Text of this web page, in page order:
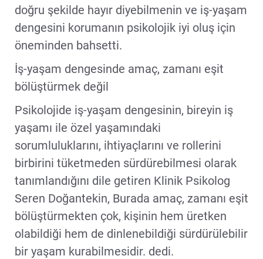
doğru şekilde hayır diyebilmenin ve iş-yaşam
dengesini korumanın psikolojik iyi oluş için
öneminden bahsetti.
İş-yaşam dengesinde amaç, zamanı eşit
bölüştürmek değil
Psikolojide iş-yaşam dengesinin, bireyin iş
yaşamı ile özel yaşamındaki
sorumluluklarını, ihtiyaçlarını ve rollerini
birbirini tüketmeden sürdürebilmesi olarak
tanımlandığını dile getiren Klinik Psikolog
Seren Doğantekin, Burada amaç, zamanı eşit
bölüştürmekten çok, kişinin hem üretken
olabildiği hem de dinlenebildiği sürdürülebilir
bir yaşam kurabilmesidir. dedi.